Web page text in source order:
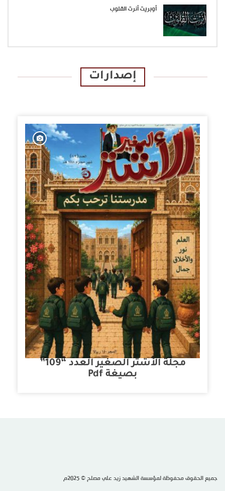
أوبريت أنرت القلوب
إصدارات
مجلة الأشتر الصغير العدد “109”
بصيغة Pdf
جميع الحقوق محفوظة لمؤسسة الشهيد زيد علي مصلح © 2025م